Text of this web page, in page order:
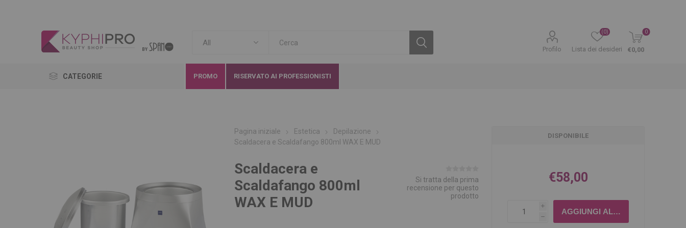
Profilo Lista dei desideri
(0) 0
€0,00
CATEGORIE PROMO RISERVATO AI PROFESSIONISTI
Pagina iniziale Estetica
Depilazione
Scaldacera e Scaldafango 800ml WAX E MUD
Scaldacera e
Scaldafango 800ml
WAX E MUD
Si tratta della prima
recensione per questo
prodotto
DISPONIBILE
€58,00
i
h